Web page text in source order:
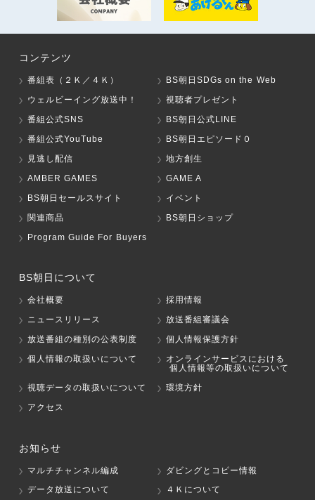
コンテンツ
番組表（２Ｋ／４Ｋ）
BS朝日SDGs on the Web
ウェルビーイング放送中！
視聴者プレゼント
番組公式SNS
BS朝日公式LINE
番組公式YouTube
BS朝日エピソード０
見逃し配信
地方創生
AMBER GAMES
GAME A
BS朝日セールスサイト
イベント
関連商品
BS朝日ショップ
Program Guide For Buyers
BS朝日について
会社概要
採用情報
ニュースリリース
放送番組審議会
放送番組の種別の公表制度
個人情報保護方針
個人情報の取扱いについて
オンラインサービスにおける
個人情報等の取扱いについて
視聴データの取扱いについて
環境方針
アクセス
お知らせ
マルチチャンネル編成
ダビングとコピー情報
データ放送について
４Ｋについて